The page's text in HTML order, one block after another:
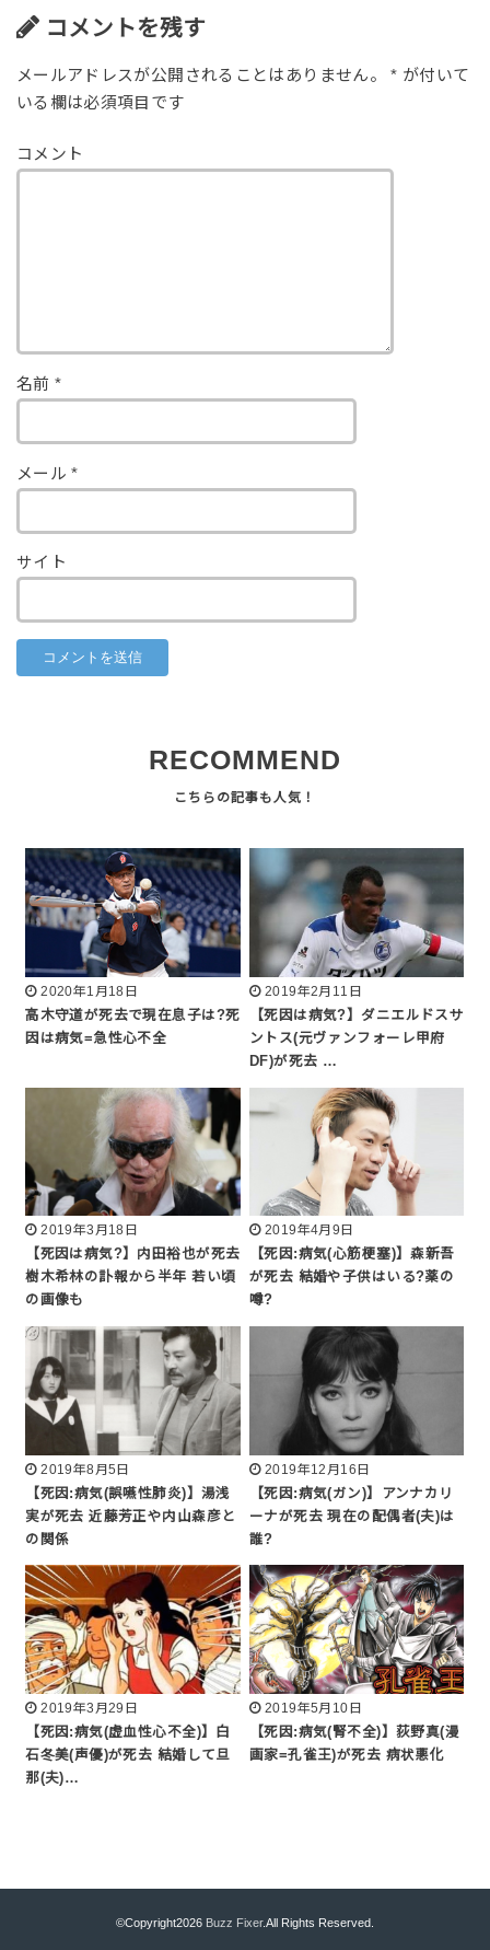
コメントを残す
メールアドレスが公開されることはありません。 * が付いて
いる欄は必須項目です
コメント
名前 *
メール*
サイト
RECOMMEND
2020年1月18日
高木守道が死去で現在息子は?死
因は病気=急性心不全
2019年2月11日
【死因は病気?】ダニエルドスサ
ントス(元ヴァンフォーレ甲府
DF)が死去 …
2019年3月18日
【死因は病気?】内田裕也が死去
樹木希林の訃報から半年 若い頃
の画像も
2019年4月9日
【死因:病気(心筋梗塞)】森新吾
が死去 結婚や子供はいる?薬の
噂?
2019年8月5日
【死因:病気(誤嚥性肺炎)】湯浅
実が死去 近藤芳正や内山森彦と
の関係
2019年12月16日
【死因:病気(ガン)】アンナカリ
ーナが死去 現在の配偶者(夫)は
誰?
2019年3月29日
【死因:病気(虚血性心不全)】白
石冬美(声優)が死去 結婚して旦
那(夫)…
2019年5月10日
【死因:病気(腎不全)】荻野真(漫
画家=孔雀王)が死去 病状悪化
©Copyright2026 Buzz Fixer.All Rights Reserved.